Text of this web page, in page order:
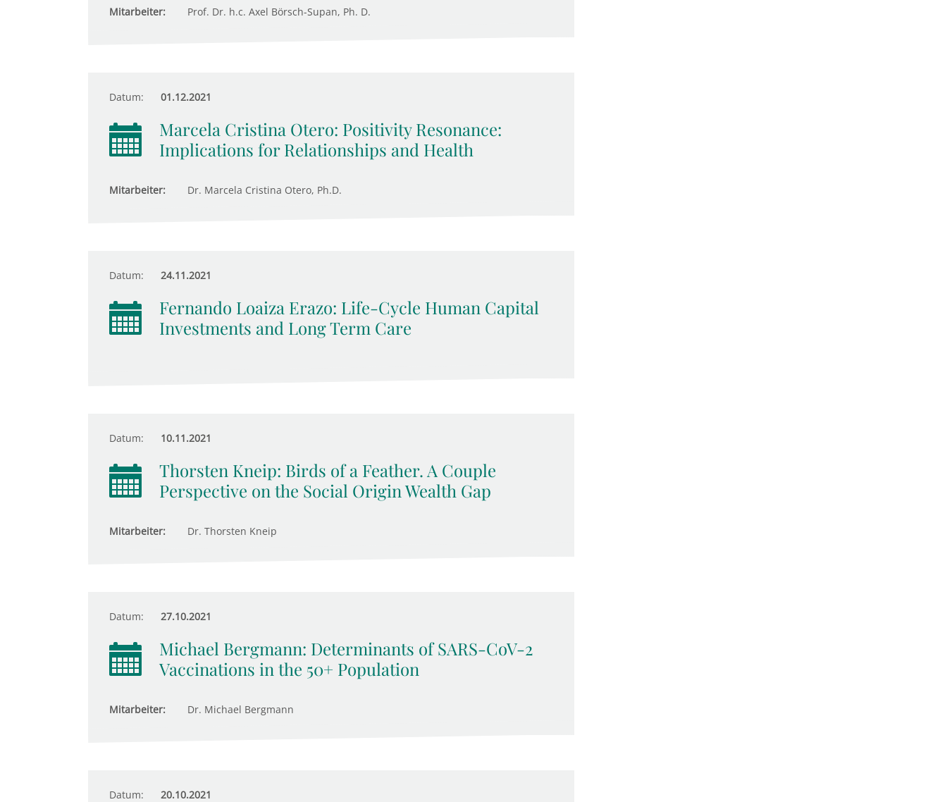
Mitarbeiter: Prof. Dr. h.c. Axel Börsch-Supan, Ph. D.
Datum: 01.12.2021
Marcela Cristina Otero: Positivity Resonance:
Implications for Relationships and Health
Mitarbeiter: Dr. Marcela Cristina Otero, Ph.D.
Datum: 24.11.2021
Fernando Loaiza Erazo: Life-Cycle Human Capital
Investments and Long Term Care
Datum: 10.11.2021
Thorsten Kneip: Birds of a Feather. A Couple
Perspective on the Social Origin Wealth Gap
Mitarbeiter: Dr. Thorsten Kneip
Datum: 27.10.2021
Michael Bergmann: Determinants of SARS-CoV-2
Vaccinations in the 50+ Population
Mitarbeiter: Dr. Michael Bergmann
Datum: 20.10.2021